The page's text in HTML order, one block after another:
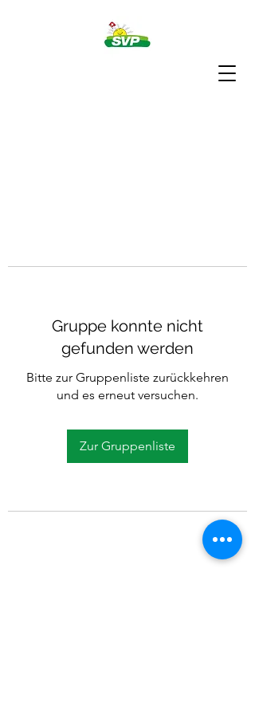
Gruppe konnte nicht
gefunden werden
Bitte zur Gruppenliste zurückkehren
und es erneut versuchen.
Zur Gruppenliste